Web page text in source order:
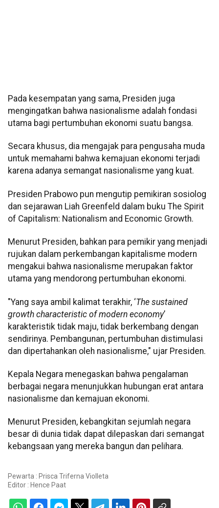
Pada kesempatan yang sama, Presiden juga
mengingatkan bahwa nasionalisme adalah fondasi
utama bagi pertumbuhan ekonomi suatu bangsa.
Secara khusus, dia mengajak para pengusaha muda
untuk memahami bahwa kemajuan ekonomi terjadi
karena adanya semangat nasionalisme yang kuat.
Presiden Prabowo pun mengutip pemikiran sosiolog
dan sejarawan Liah Greenfeld dalam buku The Spirit
of Capitalism: Nationalism and Economic Growth.
Menurut Presiden, bahkan para pemikir yang menjadi
rujukan dalam perkembangan kapitalisme modern
mengakui bahwa nasionalisme merupakan faktor
utama yang mendorong pertumbuhan ekonomi.
"Yang saya ambil kalimat terakhir, ‘The sustained
growth characteristic of modern economy’
karakteristik tidak maju, tidak berkembang dengan
sendirinya. Pembangunan, pertumbuhan distimulasi
dan dipertahankan oleh nasionalisme," ujar Presiden.
Kepala Negara menegaskan bahwa pengalaman
berbagai negara menunjukkan hubungan erat antara
nasionalisme dan kemajuan ekonomi.
Menurut Presiden, kebangkitan sejumlah negara
besar di dunia tidak dapat dilepaskan dari semangat
kebangsaan yang mereka bangun dan pelihara.
Pewarta : Prisca Triferna Violleta
Editor : Hence Paat